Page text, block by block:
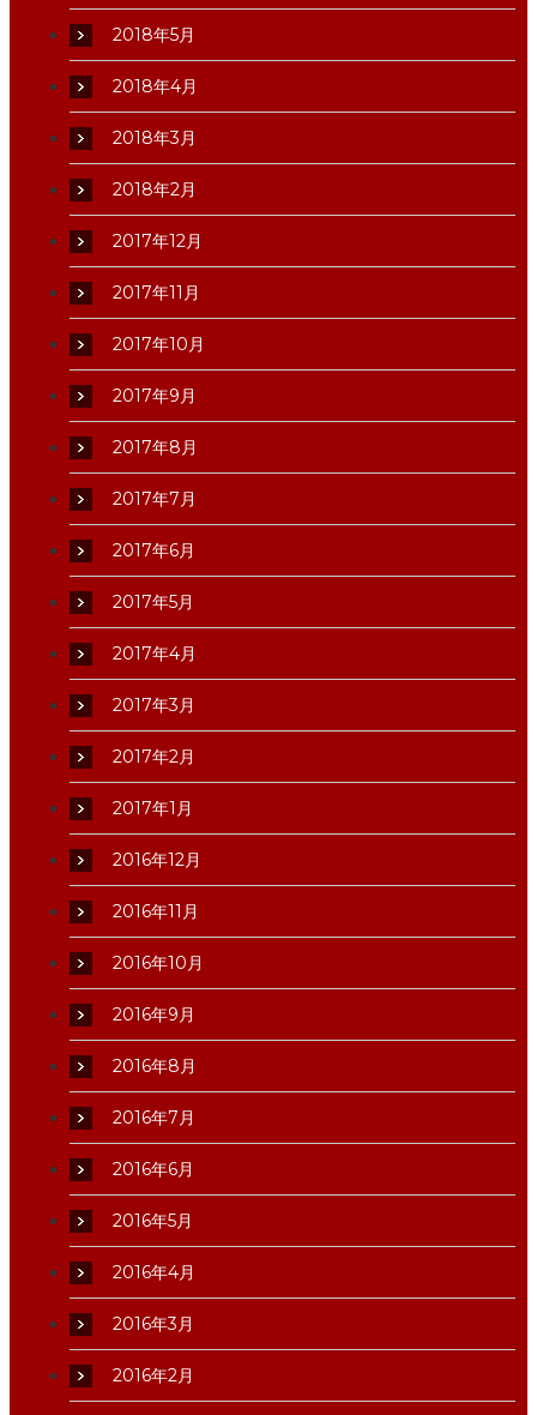
2018年5月
2018年4月
2018年3月
2018年2月
2017年12月
2017年11月
2017年10月
2017年9月
2017年8月
2017年7月
2017年6月
2017年5月
2017年4月
2017年3月
2017年2月
2017年1月
2016年12月
2016年11月
2016年10月
2016年9月
2016年8月
2016年7月
2016年6月
2016年5月
2016年4月
2016年3月
2016年2月